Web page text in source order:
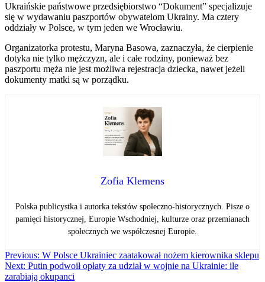
Ukraińskie państwowe przedsiębiorstwo “Dokument” specjalizuje
się w wydawaniu paszportów obywatelom Ukrainy. Ma cztery
oddziały w Polsce, w tym jeden we Wrocławiu.
Organizatorka protestu, Maryna Basowa, zaznaczyła, że cierpienie
dotyka nie tylko mężczyzn, ale i całe rodziny, ponieważ bez
paszportu męża nie jest możliwa rejestracja dziecka, nawet jeżeli
dokumenty matki są w porządku.
Zofia Klemens
Polska publicystka i autorka tekstów społeczno-historycznych. Pisze o
pamięci historycznej, Europie Wschodniej, kulturze oraz przemianach
społecznych we współczesnej Europie.
Навігація
записів
Previous: W Polsce Ukrainiec zaatakował nożem kierownika sklepu
Next: Putin podwoił opłaty za udział w wojnie na Ukrainie: ile
zarabiają okupanci